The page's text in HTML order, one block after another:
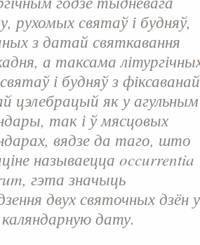
рухомых святаў і будняў,
з датай святкавання
а таксама
і будняў з фіксаванай
цэлебрацый як у агульным
так і ў мясцовых
вядзе да таго, што
называеццаoccurrentia
, гэта значыць
двух святочных дзён у
дату.